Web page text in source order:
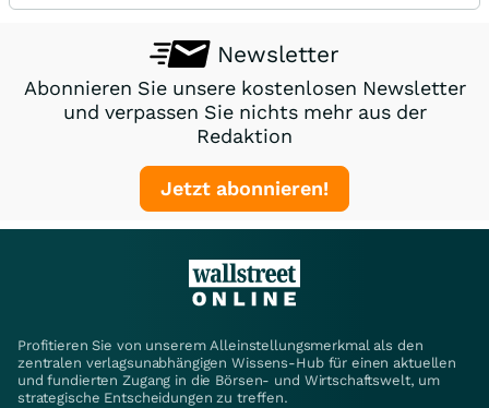
Newsletter
Abonnieren Sie unsere kostenlosen Newsletter
und verpassen Sie nichts mehr aus der
Redaktion
Jetzt abonnieren!
Profitieren Sie von unserem Alleinstellungsmerkmal als den
zentralen verlagsunabhängigen Wissens-Hub für einen aktuellen
und fundierten Zugang in die Börsen- und Wirtschaftswelt, um
strategische Entscheidungen zu treffen.